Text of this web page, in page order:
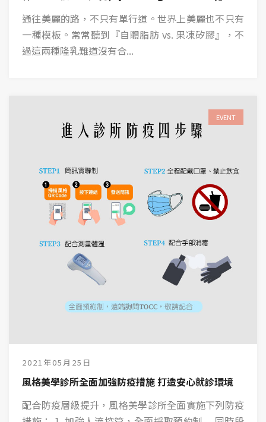
通往美麗的路，不只有單行道。世界上美麗也不只有
一種模板。常常聽到『自體脂肪 vs. 果凍矽膠』，不
過這兩種隆乳難道沒有合...
EVENT
2021年05月25日
風格美學診所全面加強防疫措施 打造安心就診環境
配合防疫層級提升，風格美學診所全面實施下列防疫